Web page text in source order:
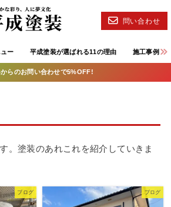
ー 平成塗装が選ばれる11の理由 施工事例
問い合わせ
らのお問い合わせで5%OFF!
。塗装のあれこれを紹介していきま
ブログ ブログ